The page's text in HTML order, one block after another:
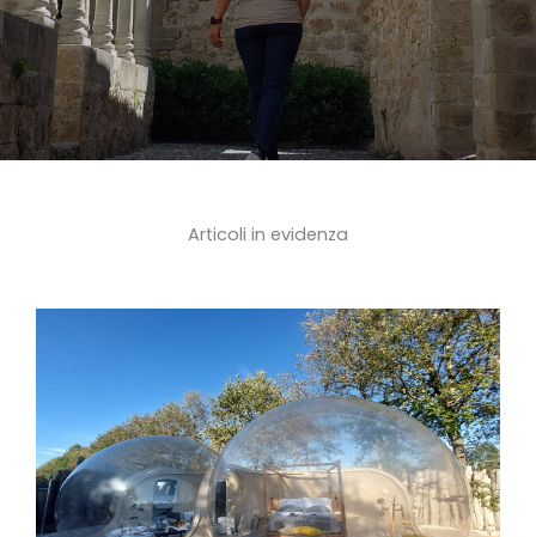
Articoli in evidenza